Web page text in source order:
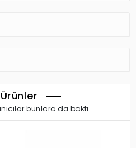
bunlara da baktı